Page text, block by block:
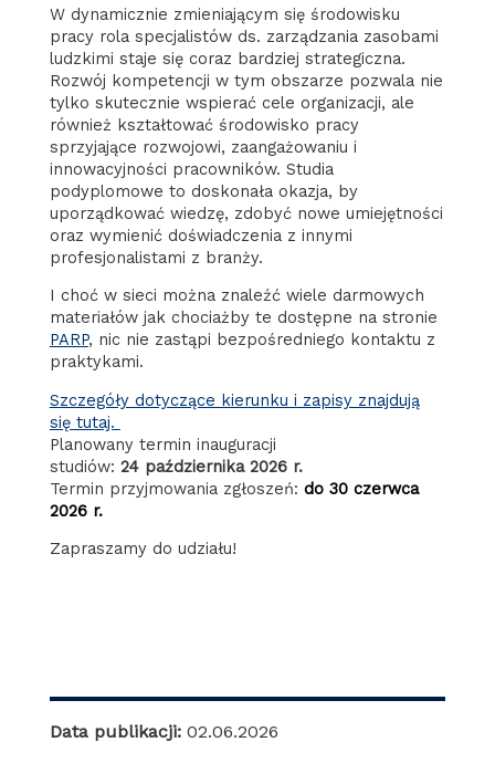
W dynamicznie zmieniającym się środowisku
pracy rola specjalistów ds. zarządzania zasobami
ludzkimi staje się coraz bardziej strategiczna.
Rozwój kompetencji w tym obszarze pozwala nie
tylko skutecznie wspierać cele organizacji, ale
również kształtować środowisko pracy
sprzyjające rozwojowi, zaangażowaniu i
innowacyjności pracowników. Studia
podyplomowe to doskonała okazja, by
uporządkować wiedzę, zdobyć nowe umiejętności
oraz wymienić doświadczenia z innymi
profesjonalistami z branży.
I choć w sieci można znaleźć wiele darmowych
materiałów jak chociażby te dostępne na stronie
PARP, nic nie zastąpi bezpośredniego kontaktu z
praktykami.
Szczegóły dotyczące kierunku i zapisy znajdują
się tutaj.
Planowany termin inauguracji
studiów: 24 października 2026 r.
Termin przyjmowania zgłoszeń: do 30 czerwca
2026 r.
Zapraszamy do udziału!
Data publikacji: 02.06.2026